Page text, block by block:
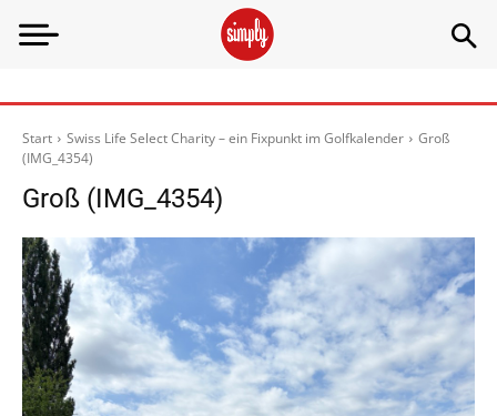
Start Swiss Life Select Charity – ein Fixpunkt im Golfkalender
Groß
(IMG_4354)
Groß (IMG_4354)